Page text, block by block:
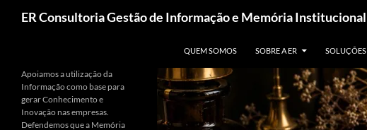
ER Consultoria Gestão de Informação e Memória Institucional
QUEM SOMOS
SOBRE A ER SOLUÇÕES
Apoiamos a utilização da
Informação como base para
gerar Conhecimento e
Inovação nas empresas.
Defendemos que a Memória